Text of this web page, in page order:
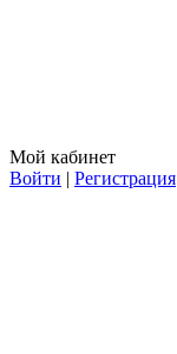
Мой кабинет
Войти | Регистрация